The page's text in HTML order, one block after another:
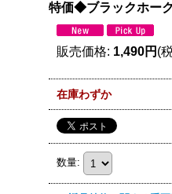
特価◆ブラックホー
販売価格: 1,490円 (
在庫わずか
数量: